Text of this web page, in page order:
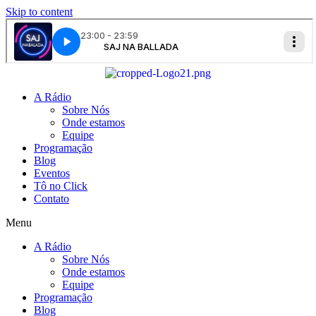
Skip to content
A Rádio
Sobre Nós
Onde estamos
Equipe
Programação
Blog
Eventos
Tô no Click
Contato
Menu
A Rádio
Sobre Nós
Onde estamos
Equipe
Programação
Blog